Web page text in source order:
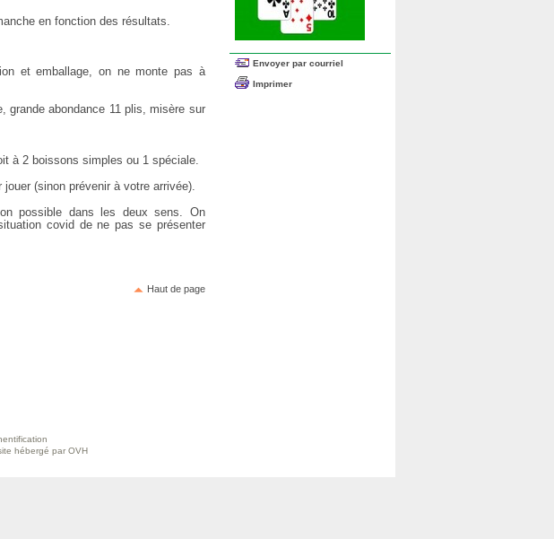
en fonction des résultats.
et emballage, on ne monte pas à
grande abondance 11 plis, misère sur
à 2 boissons simples ou 1 spéciale.
(sinon prévenir à votre arrivée).
possible dans les deux sens. On
covid de ne pas se présenter
Haut de page
Envoyer par courriel
Imprimer
hébergé par OVH